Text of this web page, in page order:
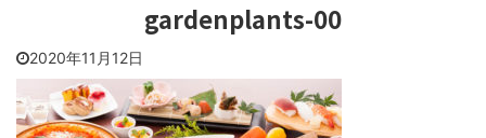
gardenplants-00
2020年11月12日